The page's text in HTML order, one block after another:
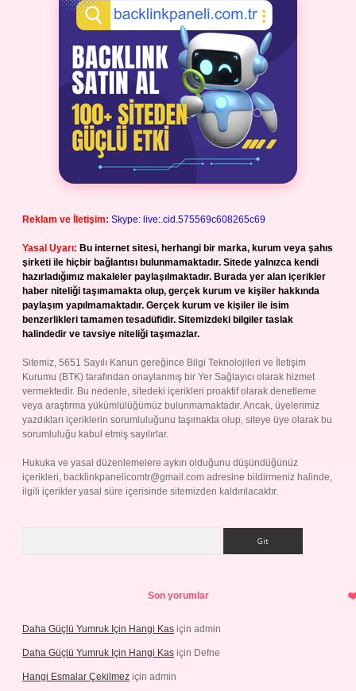
Reklam ve İletişim: Skype: live:.cid.575569c608265c69
Yasal Uyarı: Bu internet sitesi, herhangi bir marka, kurum veya şahıs
şirketi ile hiçbir bağlantısı bulunmamaktadır. Sitede yalnızca kendi
hazırladığımız makaleler paylaşılmaktadır. Burada yer alan içerikler
haber niteliği taşımamakta olup, gerçek kurum ve kişiler hakkında
paylaşım yapılmamaktadır. Gerçek kurum ve kişiler ile isim
benzerlikleri tamamen tesadüfidir. Sitemizdeki bilgiler taslak
halindedir ve tavsiye niteliği taşımazlar.
Sitemiz, 5651 Sayılı Kanun gereğince Bilgi Teknolojileri ve İletişim
Kurumu (BTK) tarafından onaylanmış bir Yer Sağlayıcı olarak hizmet
vermektedir. Bu nedenle, sitedeki içerikleri proaktif olarak denetleme
veya araştırma yükümlülüğümüz bulunmamaktadır. Ancak, üyelerimiz
yazdıkları içeriklerin sorumluluğunu taşımakta olup, siteye üye olarak bu
sorumluluğu kabul etmiş sayılırlar.
Hukuka ve yasal düzenlemelere aykırı olduğunu düşündüğünüz
içerikleri, backlinkpanelicomtr@gmail.com adresine bildirmeniz halinde,
ilgili içerikler yasal süre içerisinde sitemizden kaldırılacaktır.
Son yorumlar
Daha Güçlü Yumruk Için Hangi Kas için admin
Daha Güçlü Yumruk Için Hangi Kas için Defne
Hangi Esmalar Çekilmez için admin